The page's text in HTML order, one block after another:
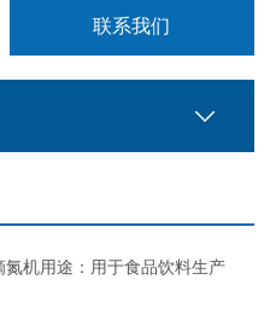
联系我们
氮机用途：用于食品饮料生产